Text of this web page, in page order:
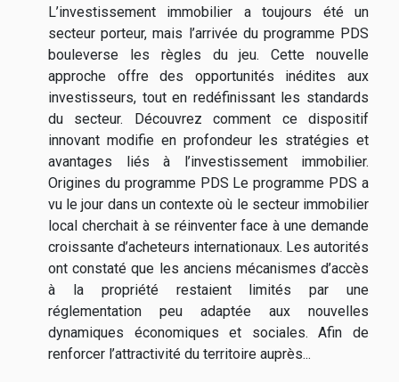
L’investissement immobilier a toujours été un
secteur porteur, mais l’arrivée du programme PDS
bouleverse les règles du jeu. Cette nouvelle
approche offre des opportunités inédites aux
investisseurs, tout en redéfinissant les standards
du secteur. Découvrez comment ce dispositif
innovant modifie en profondeur les stratégies et
avantages liés à l’investissement immobilier.
Origines du programme PDS Le programme PDS a
vu le jour dans un contexte où le secteur immobilier
local cherchait à se réinventer face à une demande
croissante d’acheteurs internationaux. Les autorités
ont constaté que les anciens mécanismes d’accès
à la propriété restaient limités par une
réglementation peu adaptée aux nouvelles
dynamiques économiques et sociales. Afin de
renforcer l’attractivité du territoire auprès...